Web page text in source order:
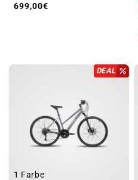
Normaler Preis
699,00€
DEAL
1 Farbe